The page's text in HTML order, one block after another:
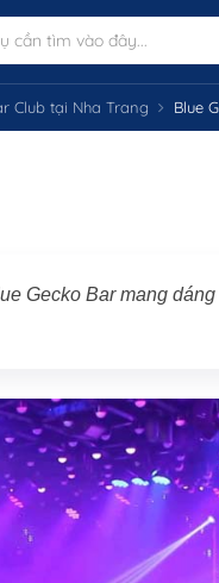
Club tại Nha Trang Blue
Gecko Bar mang